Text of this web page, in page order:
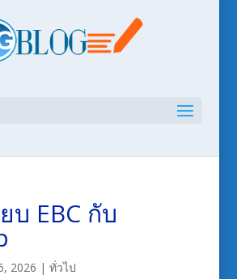
บ EBC กับ
2026 | ทั่วไป